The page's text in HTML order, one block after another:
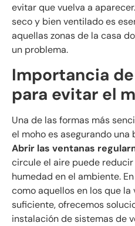
evitar que vuelva a
seco y bien ventilado es
aquellas zonas de la casa
un problema.
Importancia
para evitar el
Una de las formas más
el moho es asegurando una
Abrir las ventanas
circule el aire puede
humedad en el ambiente.
como aquellos en los que
suficiente, ofrecemos
instalación de sistemas de